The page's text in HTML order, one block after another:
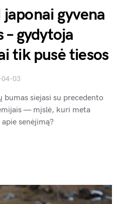
gyvena
– gydytoja
tik pusė tiesos
03
siejasi su precedento
— mįslė, kuri meta
senėjimą?